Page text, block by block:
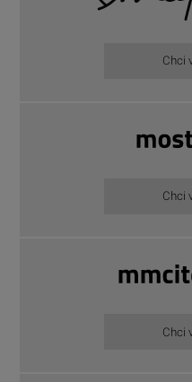
Chci
Chci
Chci